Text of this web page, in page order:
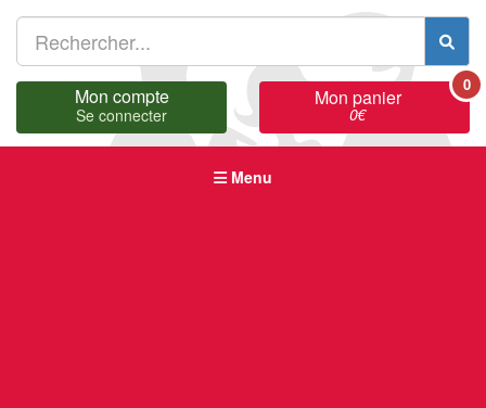
Mon compte
Se connecter
Mon panier
0€
0
Menu